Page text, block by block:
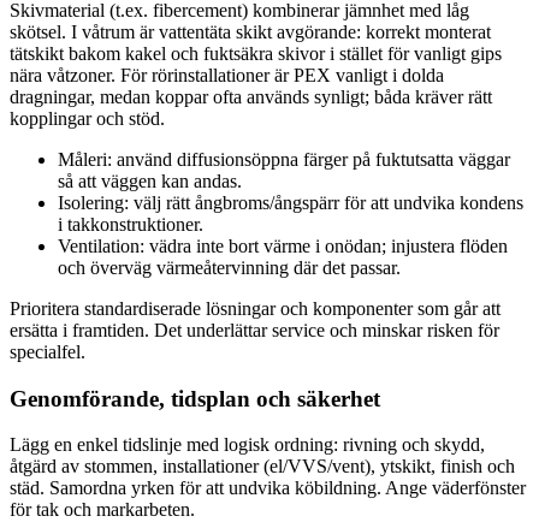
Skivmaterial (t.ex. fibercement) kombinerar jämnhet med låg
skötsel. I våtrum är vattentäta skikt avgörande: korrekt monterat
tätskikt bakom kakel och fuktsäkra skivor i stället för vanligt gips
nära våtzoner. För rörinstallationer är PEX vanligt i dolda
dragningar, medan koppar ofta används synligt; båda kräver rätt
kopplingar och stöd.
Måleri: använd diffusionsöppna färger på fuktutsatta väggar
så att väggen kan andas.
Isolering: välj rätt ångbroms/ångspärr för att undvika kondens
i takkonstruktioner.
Ventilation: vädra inte bort värme i onödan; injustera flöden
och överväg värmeåtervinning där det passar.
Prioritera standardiserade lösningar och komponenter som går att
ersätta i framtiden. Det underlättar service och minskar risken för
specialfel.
Genomförande, tidsplan och säkerhet
Lägg en enkel tidslinje med logisk ordning: rivning och skydd,
åtgärd av stommen, installationer (el/VVS/vent), ytskikt, finish och
städ. Samordna yrken för att undvika köbildning. Ange väderfönster
för tak och markarbeten.